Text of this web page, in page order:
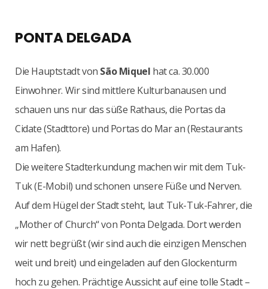
PONTA DELGADA
Die Hauptstadt von São Miquel hat ca. 30.000
Einwohner. Wir sind mittlere Kulturbanausen und
schauen uns nur das süße Rathaus, die Portas da
Cidate (Stadttore) und Portas do Mar an (Restaurants
am Hafen).
Die weitere Stadterkundung machen wir mit dem Tuk-
Tuk (E-Mobil) und schonen unsere Füße und Nerven.
Auf dem Hügel der Stadt steht, laut Tuk-Tuk-Fahrer, die
„Mother of Church“ von Ponta Delgada. Dort werden
wir nett begrüßt (wir sind auch die einzigen Menschen
weit und breit) und eingeladen auf den Glockenturm
hoch zu gehen. Prächtige Aussicht auf eine tolle Stadt –